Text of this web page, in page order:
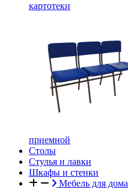
картотеки
приемной
Столы
Стулья и лавки
Шкафы и стенки
Мебель для дома